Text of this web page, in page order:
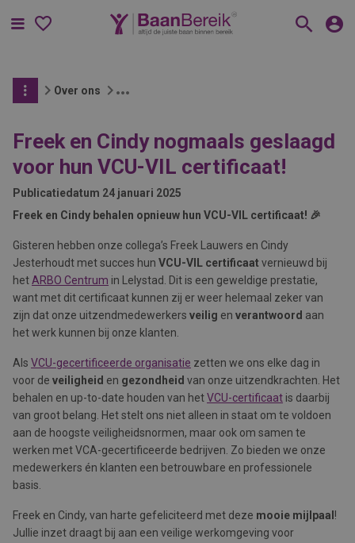
Menu
Over ons
Freek en Cindy nogmaals geslaagd
voor hun VCU-VIL certificaat!
Publicatiedatum 24 januari 2025
Freek en Cindy behalen opnieuw hun VCU-VIL certificaat! 🎉
Gisteren hebben onze collega’s Freek Lauwers en Cindy
Jesterhoudt met succes hun VCU-VIL certificaat vernieuwd bij
het ARBO Centrum in Lelystad. Dit is een geweldige prestatie,
want met dit certificaat kunnen zij er weer helemaal zeker van
zijn dat onze uitzendmedewerkers veilig en verantwoord aan
het werk kunnen bij onze klanten.
Als VCU-gecertificeerde organisatie zetten we ons elke dag in
voor de veiligheid en gezondheid van onze uitzendkrachten. Het
behalen en up-to-date houden van hetVCU-certificaat is daarbij
van groot belang. Het stelt ons niet alleen in staat om te voldoen
aan de hoogste veiligheidsnormen, maar ook om samen te
werken met VCA-gecertificeerde bedrijven. Zo bieden we onze
medewerkers én klanten een betrouwbare en professionele
basis.
Freek en Cindy, van harte gefeliciteerd met deze mooie mijlpaal !
Jullie inzet draagt bij aan een veilige werkomgeving voor